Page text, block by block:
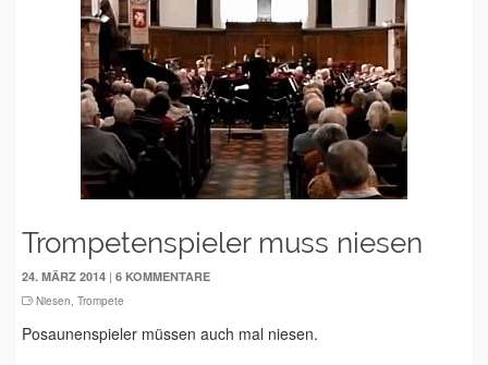
Trompetenspieler muss niesen
24. MÄRZ 2014 | 6 KOMMENTARE
Niesen, Trompete
Posaunenspieler müssen auch mal niesen.